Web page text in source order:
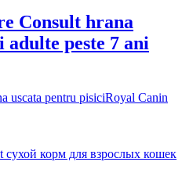
Consult hrana
peste 7 ani
uscata pentru pisiciRoyal Canin